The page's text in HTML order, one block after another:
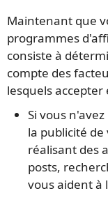
Maintenant que
programmes
consiste à
compte des
lesquels
Si vous
la publicité
réalisant des
posts,
vous aident à